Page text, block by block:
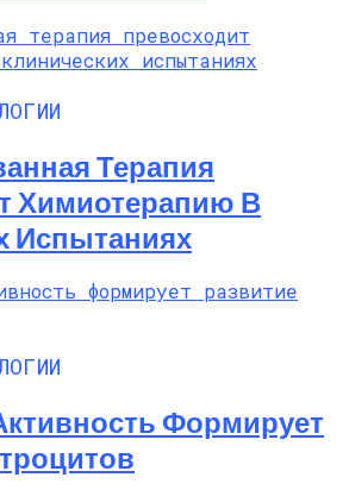
Терапия
Химиотерапию В
Испытаниях
Формирует